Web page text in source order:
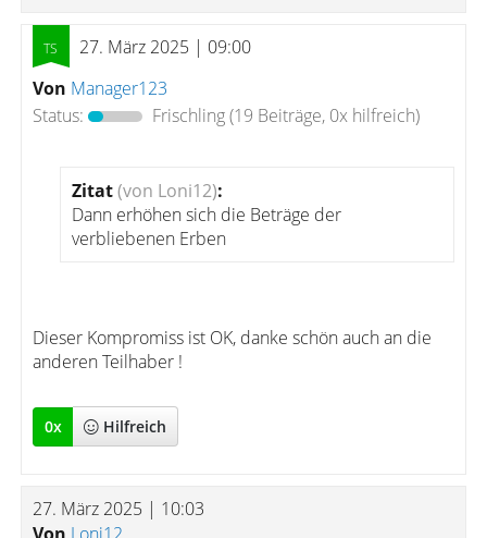
27. März 2025 | 09:00
Von Manager123
Status:
Frischling(19 Beiträge, 0x hilfreich)
Zitat(von Loni12):
Dann erhöhen sich die Beträge der
verbliebenen Erben
Dieser Kompromiss ist OK, danke schön auch an die
anderen Teilhaber !
0x Hilfreich
27. März 2025 | 10:03